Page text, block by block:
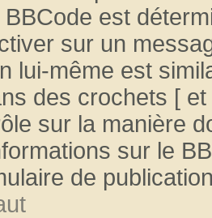
BBCode est
sur un
lui-même est
des crochets [
sur la manière
sur le
de